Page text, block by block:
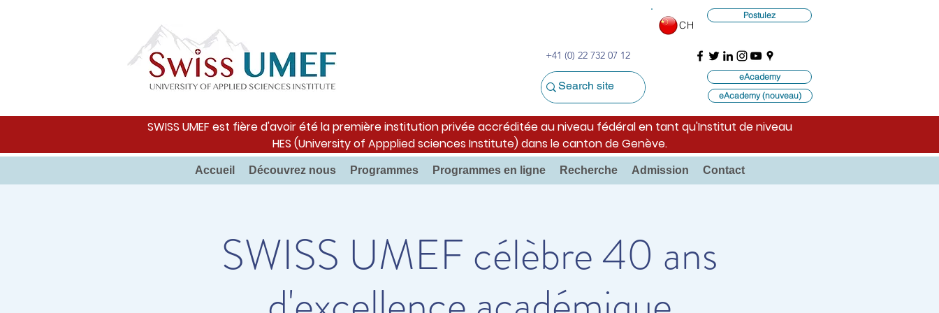
+41 (0) 22 732 07 12
CH
Postulez
eAcademy
eAcademy (nouveau)
SWISS UMEF est fière d'avoir été la première institution privée accréditée au niveau fédéral en tant qu'Institut de niveau
HES (University of Appplied sciences Institute) dans le canton de Genève.
Accueil Découvrez nous Programmes Programmes en ligne Recherche Admission Contact
SWISS UMEF célèbre 40 ans